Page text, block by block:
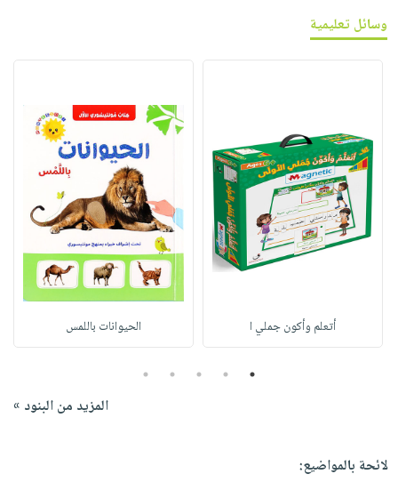
وسائل تعليمية
أتعلم وأكون جملي ا الحيوانات باللمس
1
2
3
4
5
المزيد من البنود »
لائحة بالمواضيع: